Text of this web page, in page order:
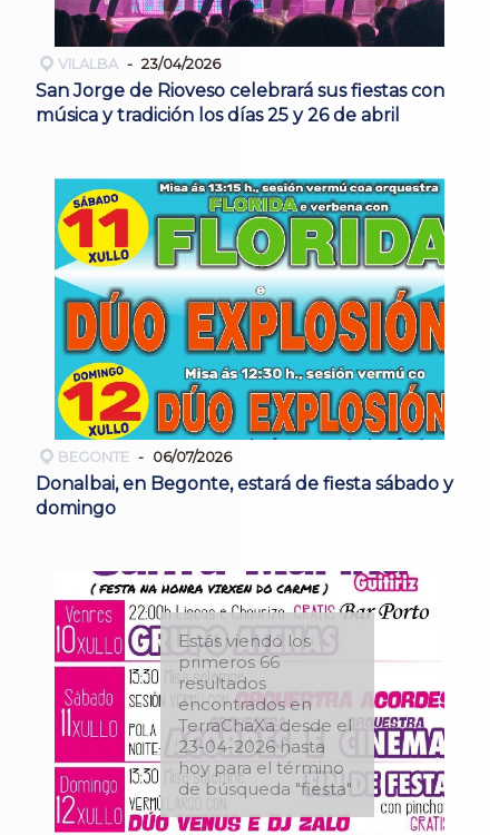
VILALBA 23/04/2026
San Jorge de Rioveso celebrará sus fiestas con
música y tradición los días 25 y 26 de abril
BEGONTE 06/07/2026
Donalbai, en Begonte, estará de fiesta sábado y
domingo
Estás viendo los
primeros 66
resultados
encontrados en
TerraChaXa desde el
23-04-2026 hasta
hoy para el término
de búsqueda "fiesta"